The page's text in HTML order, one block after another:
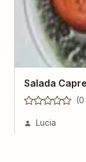
Salada
(0
Lucia